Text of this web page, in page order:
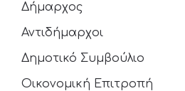
Δήμαρχος
Αντιδήμαρχοι
Δημοτικό Συμβούλιο
Οικονομική Επιτροπή